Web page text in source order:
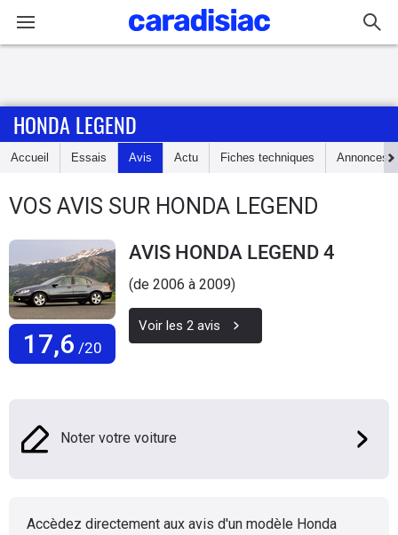
Accueil
Essais
Guide
d'achat
Electriques
Auto
Forum
HONDA LEGEND
Accueil Essais Avis Actu Fiches techniques Annonces
VOS AVIS SUR HONDA LEGEND
17,6 /20
AVIS HONDA LEGEND 4
(de 2006 à 2009)
Voir les 2 avis
Noter votre voiture
Accèdez directement aux avis d'un modèle Honda